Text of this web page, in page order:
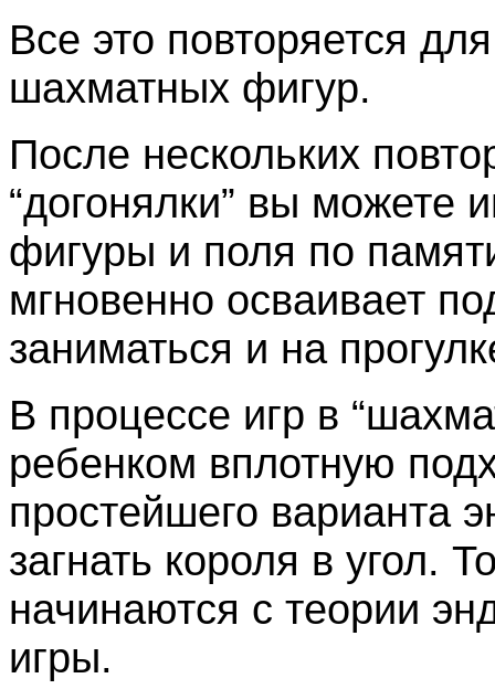
Все это повторяется
шахматных фигур.
После нескольких
“догонялки” вы можете
фигуры и поля по
мгновенно осваивает
заниматься и на
В процессе игр в
ребенком вплотную
простейшего варианта
загнать короля в угол.
начинаются с теории
игры.